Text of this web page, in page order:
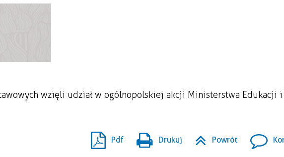
wzięli udział w ogólnopolskiej akcji Ministerstwa Edukacji i
Pdf Drukuj Powrót